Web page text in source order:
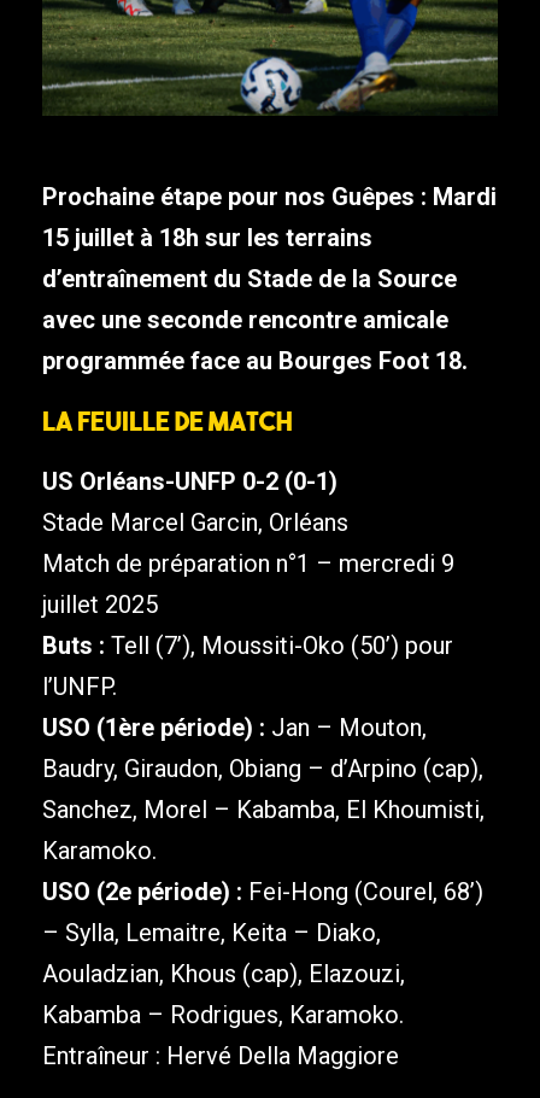
Prochaine étape pour nos Guêpes : Mardi
15 juillet à 18h sur les terrains
d’entraînement du Stade de la Source
avec une seconde rencontre amicale
programmée face au Bourges Foot 18.
La feuille de match
US Orléans-UNFP 0-2 (0-1)
Stade Marcel Garcin, Orléans
Match de préparation n°1 – mercredi 9
juillet 2025
Buts : Tell (7’), Moussiti-Oko (50’) pour
l’UNFP.
USO (1ère période) : Jan – Mouton,
Baudry, Giraudon, Obiang – d’Arpino (cap),
Sanchez, Morel – Kabamba, El Khoumisti,
Karamoko.
USO (2e période) : Fei-Hong (Courel, 68’)
– Sylla, Lemaitre, Keita – Diako,
Aouladzian, Khous (cap), Elazouzi,
Kabamba – Rodrigues, Karamoko.
Entraîneur : Hervé Della Maggiore